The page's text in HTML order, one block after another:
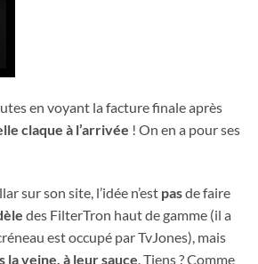
en voyant la facture finale après
claque à l’arrivée ! On en a pour ses
sur son site, l’idée n’est pasde faire
des FilterTron haut de gamme (il a
est occupé par TvJones), mais
la veine, à leur sauce . Tiens ? Comme